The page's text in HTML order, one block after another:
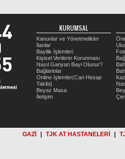
KURUMSAL
Kanunlar ve Yönetmelikler
İlanlar
Bayilik İşlemleri
Kişisel Verilerin Korunması
Nasıl Ganyan Bayi Olunur?
Bağlantılar
Online İşlemler(Cari Hesap
Takibi)
Beyaz Masa
İletişim
GAZİ TJK AT HASTANELERİ